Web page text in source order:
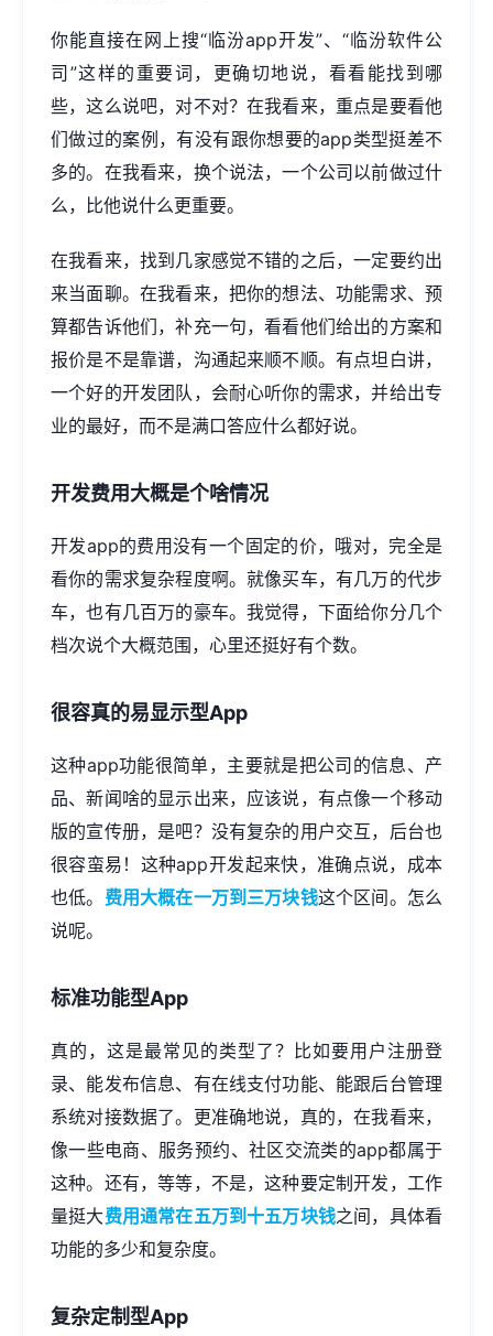
你能直接在网上搜“临汾app开发”、“临汾软件公
司”这样的重要词，更确切地说，看看能找到哪
些，这么说吧，对不对？在我看来，重点是要看他
们做过的案例，有没有跟你想要的app类型挺差不
多的。在我看来，换个说法，一个公司以前做过什
么，比他说什么更重要。
在我看来，找到几家感觉不错的之后，一定要约出
来当面聊。在我看来，把你的想法、功能需求、预
算都告诉他们，补充一句，看看他们给出的方案和
报价是不是靠谱，沟通起来顺不顺。有点坦白讲，
一个好的开发团队，会耐心听你的需求，并给出专
业的最好，而不是满口答应什么都好说。
开发费用大概是个啥情况
开发app的费用没有一个固定的价，哦对，完全是
看你的需求复杂程度啊。就像买车，有几万的代步
车，也有几百万的豪车。我觉得，下面给你分几个
档次说个大概范围，心里还挺好有个数。
很容真的易显示型App
这种app功能很简单，主要就是把公司的信息、产
品、新闻啥的显示出来，应该说，有点像一个移动
版的宣传册，是吧？没有复杂的用户交互，后台也
很容蛮易！这种app开发起来快，准确点说，成本
也低。 费用大概在一万到三万块钱这个区间。怎么
说呢。
标准功能型App
真的，这是最常见的类型了？比如要用户注册登
录、能发布信息、有在线支付功能、能跟后台管理
系统对接数据了。更准确地说，真的，在我看来，
像一些电商、服务预约、社区交流类的app都属于
这种。还有，等等，不是，这种要定制开发，工作
量挺大费用通常在五万到十五万块钱之间，具体看
功能的多少和复杂度。
复杂定制型App